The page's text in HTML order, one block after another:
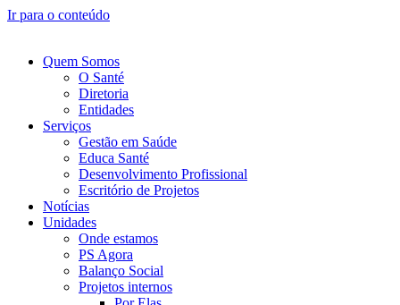
Ir para o conteúdo
Quem Somos
O Santé
Diretoria
Entidades
Serviços
Gestão em Saúde
Educa Santé
Desenvolvimento Profissional
Escritório de Projetos
Notícias
Unidades
Onde estamos
PS Agora
Balanço Social
Projetos internos